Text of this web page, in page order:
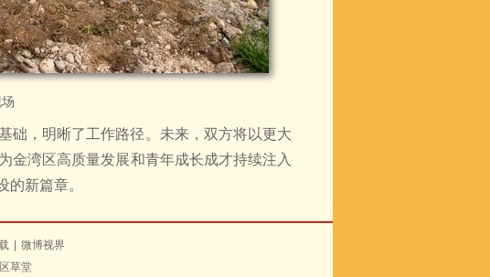
础，明晰了工作路径。未来，双方将以更大
金湾区高质量发展和青年成长成才持续注入
的新篇章。
微博视界
草堂